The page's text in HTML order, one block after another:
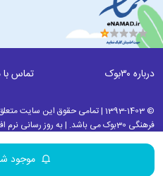
موجود
درباره ۳۰بوک تماس با
© 1393-1403 | تمامی حقوق این
فرهنگی 30بوک می باشد. | به روز رسانی نرم افزاری 12 مرداد ماه 1405 ساعت 00:45